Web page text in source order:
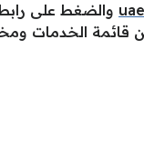
والضغط على
قائمة الخدمات